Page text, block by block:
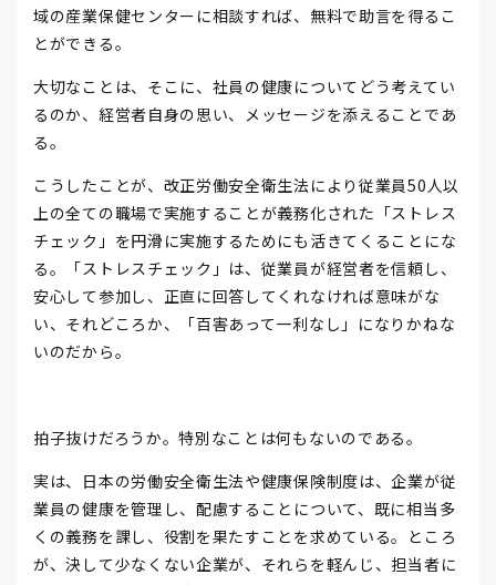
域の産業保健センターに相談すれば、無料で助言を得るこ
とができる。
大切なことは、そこに、社員の健康についてどう考えてい
るのか、経営者自身の思い、メッセージを添えることであ
る。
こうしたことが、改正労働安全衛生法により従業員50人以
上の全ての職場で実施することが義務化された「ストレス
チェック」を円滑に実施するためにも活きてくることにな
る。「ストレスチェック」は、従業員が経営者を信頼し、
安心して参加し、正直に回答してくれなければ意味がな
い、それどころか、「百害あって一利なし」になりかねな
いのだから。
拍子抜けだろうか。特別なことは何もないのである。
実は、日本の労働安全衛生法や健康保険制度は、企業が従
業員の健康を管理し、配慮することについて、既に相当多
くの義務を課し、役割を果たすことを求めている。ところ
が、決して少なくない企業が、それらを軽んじ、担当者に